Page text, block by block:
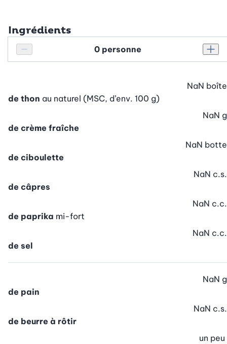
Ingrédients
Réduire le nombre de personnes
Personnes
de thon au naturel (MSC, d’env. 100 g)
NaN boîte
de crème fraîche
NaN g
de ciboulette
NaN botte
de câpres
NaN c.s.
de paprika mi-fort
NaN c.c.
de sel
NaN c.c.
de pain
NaN g
de beurre à rôtir
NaN c.s.
un peu